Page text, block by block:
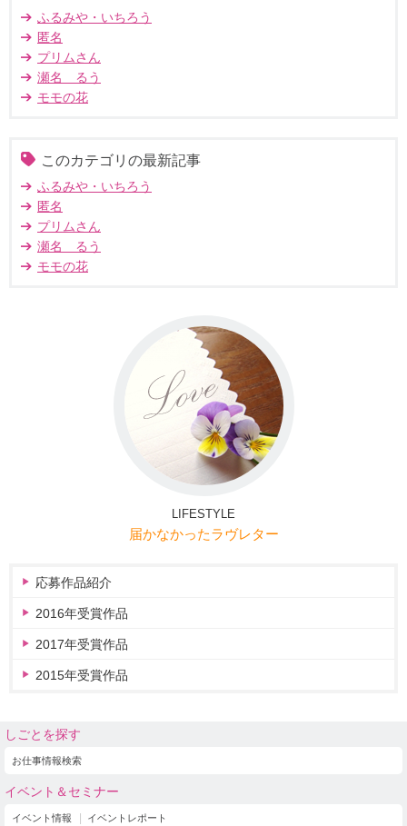
ふるみや・いちろう
匿名
プリムさん
瀬名 るう
モモの花
このカテゴリの最新記事
ふるみや・いちろう
匿名
プリムさん
瀬名 るう
モモの花
LIFESTYLE
届かなかったラヴレター
応募作品紹介
2016年受賞作品
2017年受賞作品
2015年受賞作品
しごとを探す
お仕事情報検索
イベント＆セミナー
イベント情報 イベントレポート